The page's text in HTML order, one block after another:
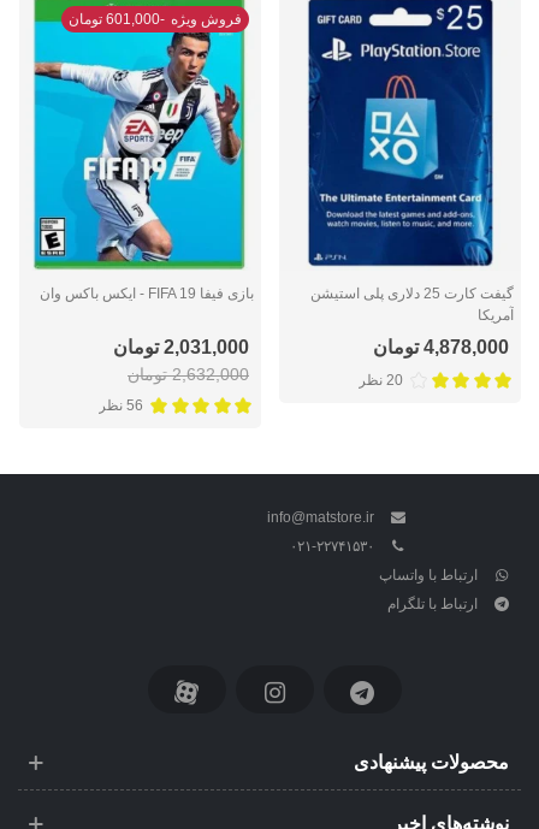
گیفت کارت 25 دلاری پلی استیشن
آمریکا
4,878,000 تومان
20 نظر
فروش ویژه -601,000 تومان
بازی فیفا FIFA 19 - ایکس‌ باکس‌ وان
2,031,000 تومان
2,632,000 تومان
56 نظر
info@matstore.ir
۰۲۱-۲۲۷۴۱۵۳۰
ارتباط با واتساپ
ارتباط با تلگرام
محصولات پیشنهادی
نوشته‌های اخیر